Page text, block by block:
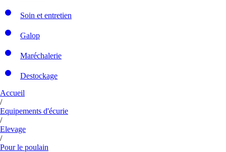
Soin et entretien
Galop
Maréchalerie
Destockage
Accueil
/
Equipements d'écurie
/
Elevage
/
Pour le poulain